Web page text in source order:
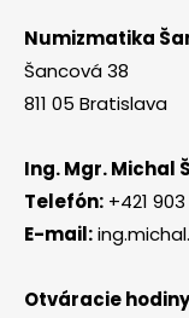
Numizmatika
Šancová 38
811 05 Bratislava
Ing. Mgr. Michal
Telefón: +421
E-mail:
Otváracie